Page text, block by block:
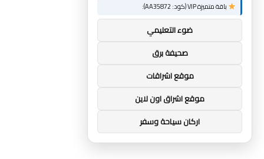
باقة متميزة VIP (كود: AA35872):
ضوء التعليمي
صحيفة برق
موقع اشراقات
موقع اشراق اون لاين
اركان سياحة وسفر